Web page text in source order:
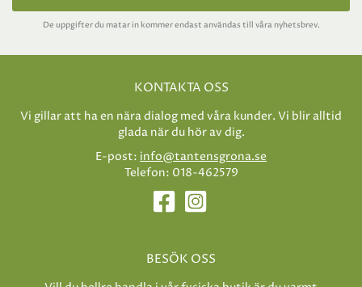
De uppgifter du matar in kommer endast användas till våra nyhetsbrev.
KONTAKTA OSS
Vi gillar att ha en nära dialog med våra kunder. Vi blir alltid
glada när du hör av dig.
E-post: info@tantensgrona.se
Telefon: 018-462579
BESÖK OSS